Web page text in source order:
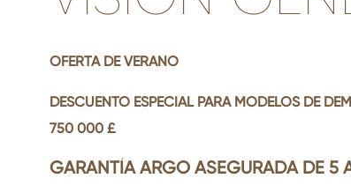
OFERTA DE VERANO
DESCUENTO ESPECIAL PARA MODELOS DE
750 000 £
GARANTÍA ARGO ASEGURADA DE 5